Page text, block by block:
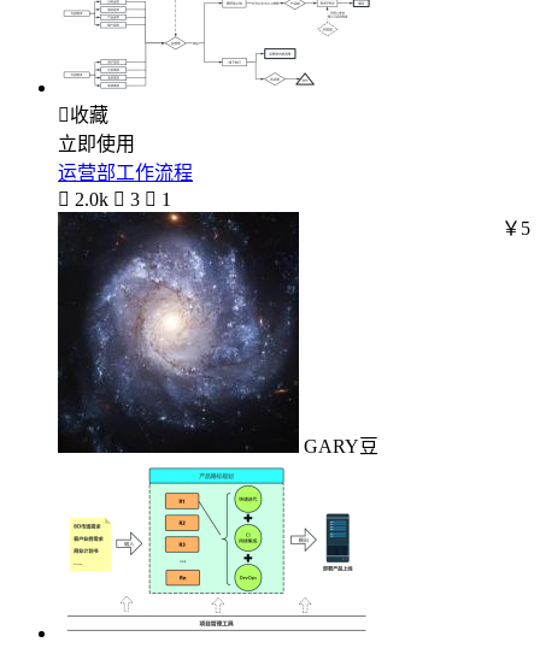
收藏
立即使用
运营部工作流程
 2.0k  3  1
GARY豆
￥5